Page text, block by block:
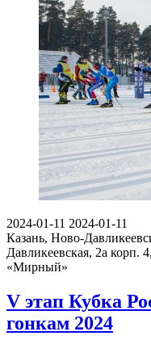
2024-01-11 2024-01-11
Казань, Ново-
Давликеевская, 2а
«Мирный»
V этап Кубка
гонкам 2024